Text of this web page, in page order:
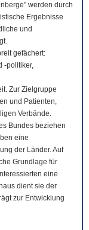
werden durch
Ergebnisse
und
gefächert:
-politiker,
Zur Zielgruppe
und Patienten,
Verbände.
Bundes beziehen
eine
der Länder. Auf
Grundlage für
eine
dient sie der
zur Entwicklung